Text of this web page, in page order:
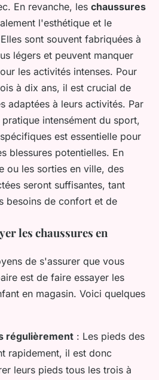
En revanche, les chaussures
l'esthétique et le
sont souvent fabriquées à
légers et peuvent manquer
les activités intenses. Pour
à dix ans, il est crucial de
adaptées à leurs activités. Par
intensément du sport,
est essentielle pour
blessures potentielles. En
ou les sorties en ville, des
seront suffisantes, tant
besoins de confort et de
les chaussures en
de s'assurer que vous
est de faire essayer les
en magasin. Voici quelques
régulièrement : Les pieds des
rapidement, il est donc
leurs pieds tous les trois à